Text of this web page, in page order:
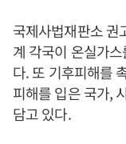
국제사법재판소 권
계 각국이 온실가
다. 또 기후피해를
피해를 입은 국가,
담고 있다.